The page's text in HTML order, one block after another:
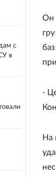
Он
-
На
с
в